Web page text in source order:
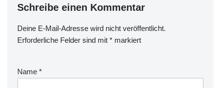
Schreibe einen Kommentar
Deine E-Mail-Adresse wird nicht veröffentlicht.
Erforderliche Felder sind mit * markiert
Name *